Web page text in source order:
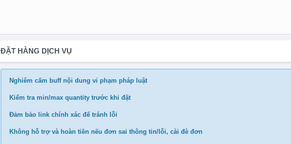
ĐẶT HÀNG DỊCH VỤ
Nghiêm cấm buff nội dung vi phạm pháp luật
Kiểm tra min/max quantity trước khi đặt
Đảm bảo link chính xác để tránh lỗi
Không hỗ trợ và hoàn tiền nếu đơn sai thông tin/lỗi, cài đè đơn